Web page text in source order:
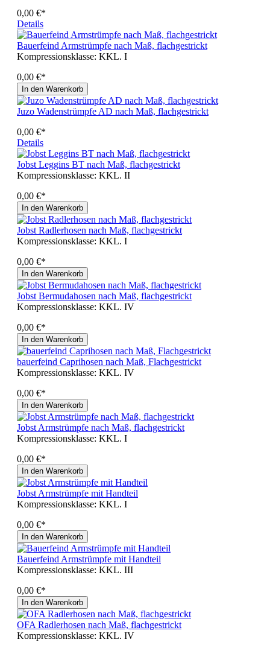
0,00 €*
Details
Bauerfeind Armstrümpfe nach Maß, flachgestrickt
Kompressionsklasse: KKL. I
0,00 €*
In den Warenkorb
Juzo Wadenstrümpfe AD nach Maß, flachgestrickt
0,00 €*
Details
Jobst Leggins BT nach Maß, flachgestrickt
Kompressionsklasse: KKL. II
0,00 €*
In den Warenkorb
Jobst Radlerhosen nach Maß, flachgestrickt
Kompressionsklasse: KKL. I
0,00 €*
In den Warenkorb
Jobst Bermudahosen nach Maß, flachgestrickt
Kompressionsklasse: KKL. IV
0,00 €*
In den Warenkorb
bauerfeind Caprihosen nach Maß, Flachgestrickt
Kompressionsklasse: KKL. IV
0,00 €*
In den Warenkorb
Jobst Armstrümpfe nach Maß, flachgestrickt
Kompressionsklasse: KKL. I
0,00 €*
In den Warenkorb
Jobst Armstrümpfe mit Handteil
Kompressionsklasse: KKL. I
0,00 €*
In den Warenkorb
Bauerfeind Armstrümpfe mit Handteil
Kompressionsklasse: KKL. III
0,00 €*
In den Warenkorb
OFA Radlerhosen nach Maß, flachgestrickt
Kompressionsklasse: KKL. IV